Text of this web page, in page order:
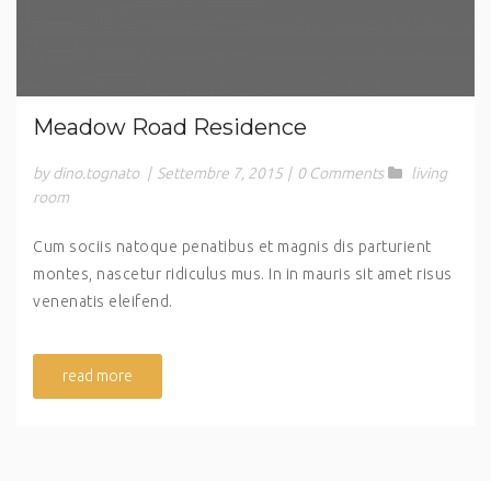
Meadow Road Residence
by dino.tognato | Settembre 7, 2015 | 0 Comments
living
room
Cum sociis natoque penatibus et magnis dis parturient
montes, nascetur ridiculus mus. In in mauris sit amet risus
venenatis eleifend.
read more